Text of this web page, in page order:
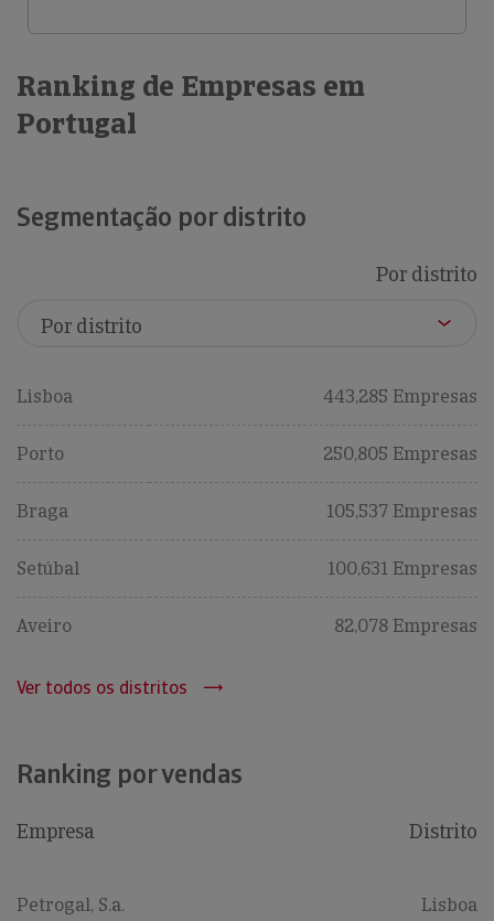
Ranking de Empresas em
Portugal
Segmentação por distrito
Por distrito
Lisboa 443,285 Empresas
Porto 250,805 Empresas
Braga 105,537 Empresas
Setúbal 100,631 Empresas
Aveiro 82,078 Empresas
Ver todos os distritos
Ranking por vendas
Empresa Distrito
Petrogal, S.a. Lisboa